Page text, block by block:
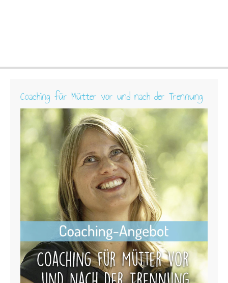
Coaching für Mütter vor und nach der Trennung